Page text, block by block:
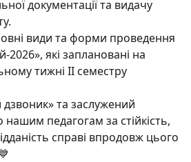
документації та видачу
види та форми проведення
2026», які заплановані на
тижні ІІ семестру
та заслужений
педагогам за стійкість,
справі впродовж цього